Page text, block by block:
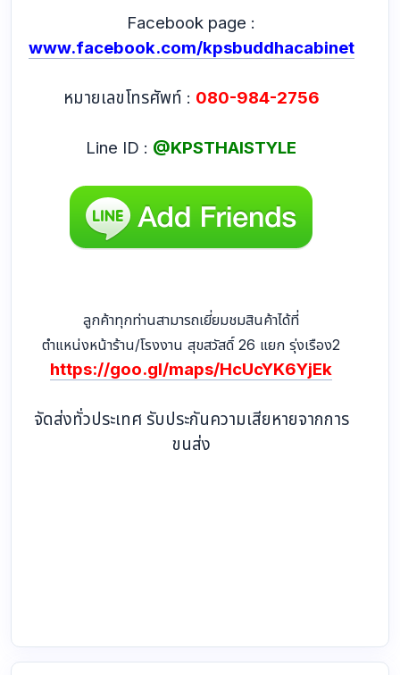
Facebook page :
www.facebook.com/kpsbuddhacabinet
หมายเลขโทรศัพท์ : 080-984-2756
Line ID : @KPSTHAISTYLE
ลูกค้าทุกท่านสามารถเยี่ยมชมสินค้าได้ที่
ตำแหน่งหน้าร้าน/โรงงาน สุขสวัสดิ์ 26 แยก รุ่งเรือง2
https://goo.gl/maps/HcUcYK6YjEk
จัดส่งทั่วประเทศ รับประกันความเสียหายจากการ
ขนส่ง